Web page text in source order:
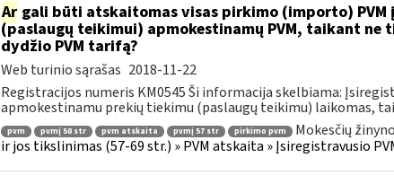
Argali būti atskaitomas visas pirkimo (importo)
(paslaugų teikimui) apmokestinamų PVM, taikant
dydžio PVM tarifą?
Web turinio sąrašas 2018-11-22
Registracijos numeris KM0545 Ši informacija skelbiama:
apmokestinamu prekių tiekimu (paslaugų teikimu) laikomas,
pvm pvmį 58 str pvm atskaita pvmį 57 str pirkimo pvm Mokesčių
ir jos tikslinimas (57-69 str.) » PVM atskaita » Įsiregistravusio